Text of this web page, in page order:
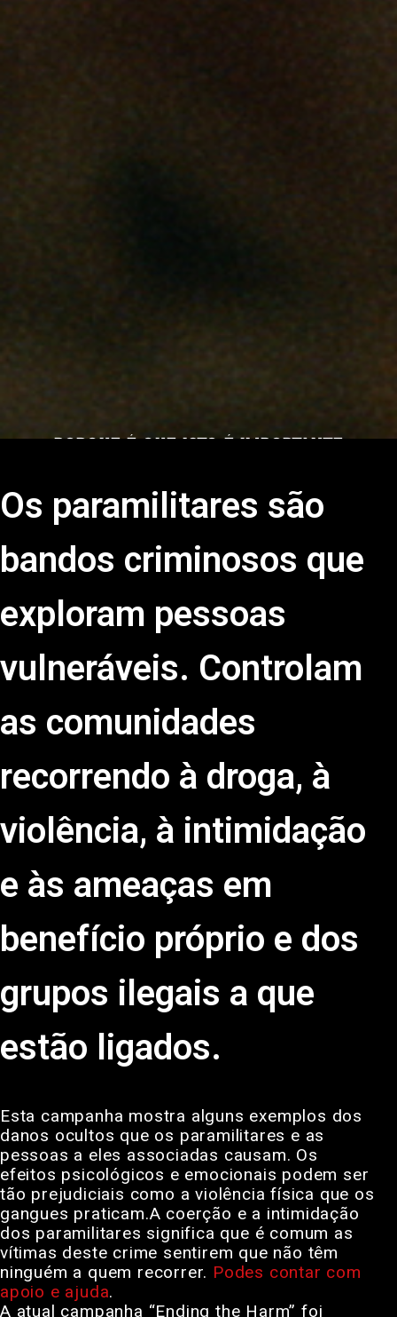
Os paramilitares são
bandos criminosos que
exploram pessoas
vulneráveis. Controlam
as comunidades
recorrendo à droga, à
violência, à intimidação
e às ameaças em
benefício próprio e dos
grupos ilegais a que
estão ligados.
Esta campanha mostra alguns exemplos dos
danos ocultos que os paramilitares e as
pessoas a eles associadas causam. Os
efeitos psicológicos e emocionais podem ser
tão prejudiciais como a violência física que os
gangues praticam.A coerção e a intimidação
dos paramilitares significa que é comum as
vítimas deste crime sentirem que não têm
ninguém a quem recorrer. Podes contar com
apoio e ajuda.
A atual campanha “Ending the Harm” foi